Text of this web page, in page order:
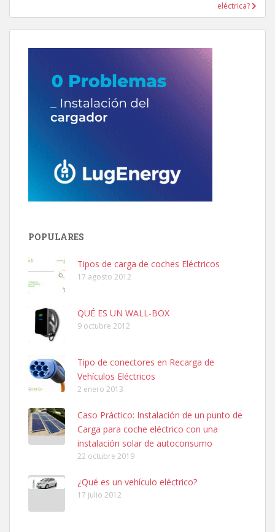
eléctrica?
POPULARES
Tipos de carga de coches Eléctricos
17 agosto 2012
QUÉ ES UN WALL-BOX
9 octubre 2012
Tipo de conectores en Recarga de
Vehículos Eléctricos
2 enero 2013
Caso Práctico: Instalación de un punto de
Carga para coche eléctrico con una
instalación solar de autoconsumo
22 octubre 2019
¿Qué es un vehículo eléctrico?
17 julio 2012